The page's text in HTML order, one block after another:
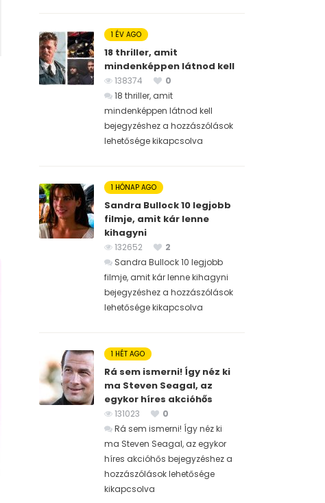
1 ÉV AGO
18 thriller, amit
mindenképpen látnod kell
138374
0
18 thriller, amit
mindenképpen látnod kell
bejegyzéshez a hozzászólások
lehetősége kikapcsolva
1 HÓNAP AGO
Sandra Bullock 10 legjobb
filmje, amit kár lenne
kihagyni
132652
2
Sandra Bullock 10 legjobb
filmje, amit kár lenne kihagyni
bejegyzéshez a hozzászólások
lehetősége kikapcsolva
1 HÉT AGO
Rá sem ismerni! Így néz ki
ma Steven Seagal, az
egykor híres akcióhős
131023
0
Rá sem ismerni! Így néz ki
ma Steven Seagal, az egykor
híres akcióhős bejegyzéshez a
hozzászólások lehetősége
kikapcsolva